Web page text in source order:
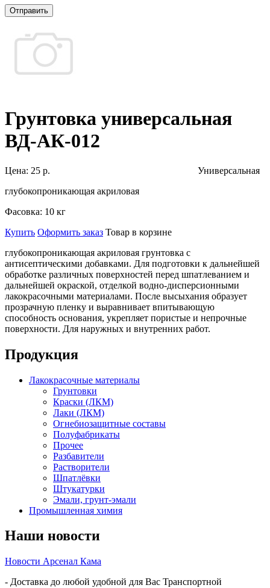
Отправить
Грунтовка универсальная
ВД-АК-012
Цена: 25 р.
глубокопроникающая акриловая
Фасовка: 10 кг
Купить Оформить заказ Товар в корзине
Универсальная
глубокопроникающая акриловая грунтовка с
антисептическими добавками. Для подготовки к дальнейшей
обработке различных поверхностей перед шпатлеванием и
дальнейшей окраской, отделкой водно-дисперсионными
лакокрасочными материалами. После высыхания образует
прозрачную пленку и выравнивает впитывающую
способность основания, укрепляет пористые и непрочные
поверхности. Для наружных и внутренних работ.
Продукция
Лакокрасочные материалы
Грунтовки
Краски (ЛКМ)
Лаки (ЛКМ)
Огнебиозащитные составы
Полуфабрикаты
Прочее
Разбавители
Растворители
Шпатлёвки
Штукатурки
Эмали, грунт-эмали
Промышленная химия
Наши новости
Новости Арсенал Кама
- Доставка до любой удобной для Вас Транспортной